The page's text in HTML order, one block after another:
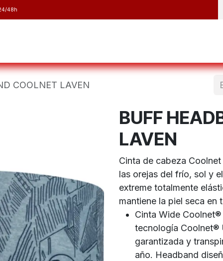
48h
COOLNET LAVEN
BUFF
LAVEN
Cinta de cabeza
las orejas del frío, sol y
extreme totalmente
mantiene la piel seca en
Cinta Wide
tecnología Coolnet®
garantizada y
año. Headband